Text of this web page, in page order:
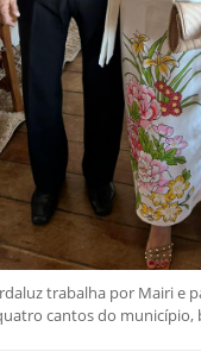
trabalha por Mairi e
cantos do